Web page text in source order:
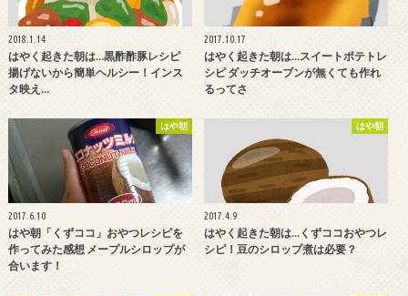
2018.1.14
はやく起きた朝は…黒酢酢豚レシピ
揚げないから簡単ヘルシー！インス
タ映え…
2017.10.17
はやく起きた朝は…スイートポテトレ
シピ ダッチオーブンが無くても作れ
るってさ
はや朝
2017.6.10
はや朝「くずココ」おやつレシピを
作ってみた感想 メープルシロップが
合います！
はや朝
2017.4.9
はやく起きた朝は…くずココおやつレ
シピ！豆のシロップ煮は必要？